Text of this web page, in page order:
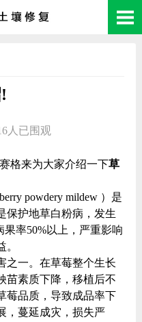
人已围观
格来为大家介绍一下草
powdery mildew ）是
保护地草白粉病，发生
率50%以上，严重影响
之一。在草莓整个生长
苗素质下降，移植后不
莓品质，导致成品率下
，蔓延成灾，损失严